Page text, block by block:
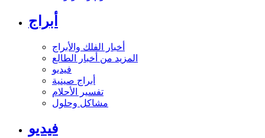
أبراج
أخبار الفلك والأبراج
المزيد من أخبار الطالع
فيديو
أبراج صينية
تفسير الأحلام
مشاكل وحلول
فيديو